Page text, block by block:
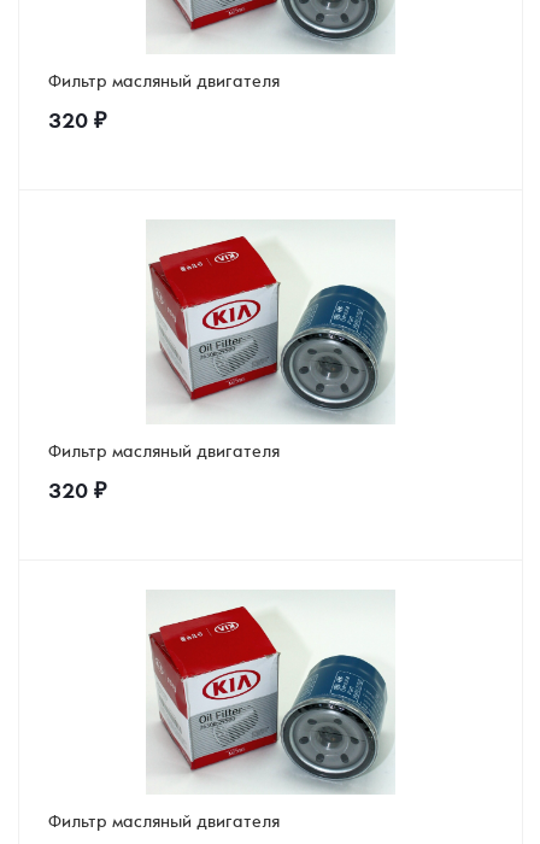
Фильтр масляный двигателя
320 ₽
Фильтр масляный двигателя
320 ₽
Фильтр масляный двигателя